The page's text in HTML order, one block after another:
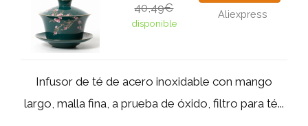
40,49€
disponible
Aliexpress
Infusor de té de acero inoxidable con mango
largo, malla fina, a prueba de óxido, filtro para té...